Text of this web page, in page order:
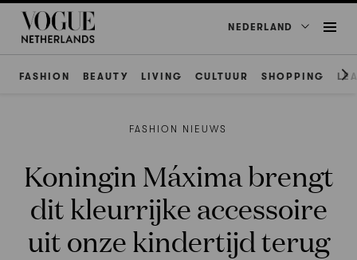
NEDERLAND
FASHION BEAUTY LIVING CULTUUR SHOPPING
FASHION NIEUWS
Koningin Máxima brengt
dit kleurrijke accessoire
uit onze kindertijd terug